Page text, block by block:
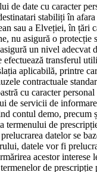
de date cu caracter
stabiliți în
sau a Elveției, în țări
nu asigură o protecție
un nivel adecvat
efectuează transferul
aplicabilă, printre
contractuale
cu caracter
de servicii de
contul demo, precum
termenului de
datelor se
datele vor fi
acestor interese
de prescripție